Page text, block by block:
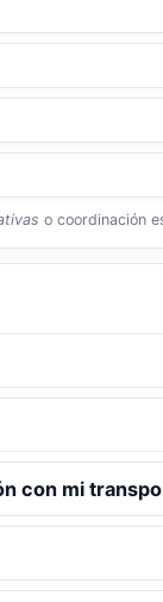
o coordinación
con mi